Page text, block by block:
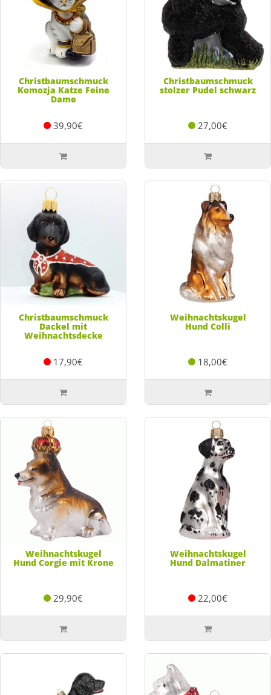
Christbaumschmuck
Komozja Katze Feine
Dame
39,90€
Christbaumschmuck
stolzer Pudel schwarz
27,00€
Christbaumschmuck
Dackel mit
Weihnachtsdecke
17,90€
Weihnachtskugel
Hund Colli
18,00€
Weihnachtskugel
Hund Corgie mit Krone
29,90€
Weihnachtskugel
Hund Dalmatiner
22,00€